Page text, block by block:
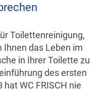
Toilettenreinigung,
Ihnen das Leben im
in Ihrer Toilette zu
des ersten
WC FRISCH nie